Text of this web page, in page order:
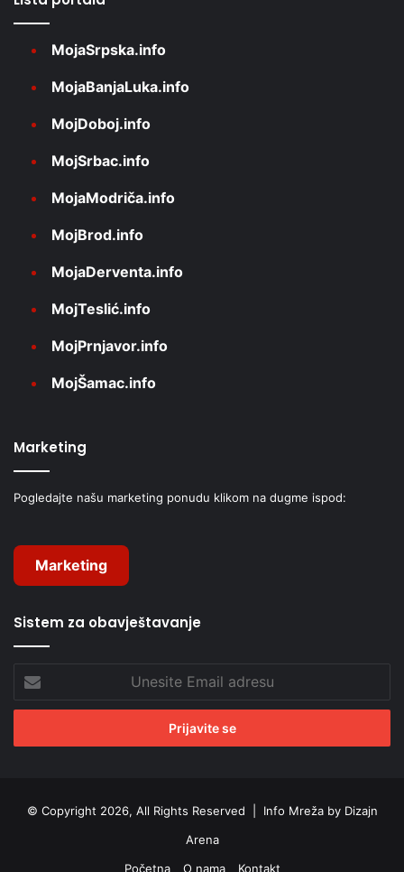
MojaSrpska.info
MojaBanjaLuka.info
MojDoboj.info
MojSrbac.info
MojaModriča.info
MojBrod.info
MojaDerventa.info
MojTeslić.info
MojPrnjavor.info
MojŠamac.info
Marketing
Pogledajte našu marketing ponudu klikom na dugme ispod:
Marketing
Sistem za obavještavanje
Email
adresu
© Copyright 2026, All Rights Reserved | Info Mreža by Dizajn
Arena
Početna
O nama Kontakt